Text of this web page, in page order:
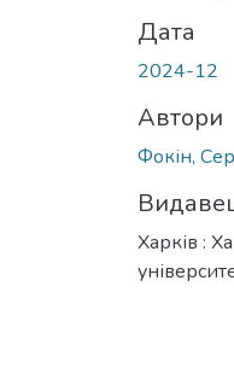
Дата
2024-12
Автори
Фокін,
Харків :